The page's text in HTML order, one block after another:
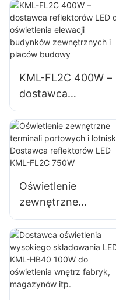
magazynów KML-
FL2C 200W
Dostawca
reflektorów LED
KML-FL2C 400W –
dostawca
reflektorów LED do
oświetlenia elewacji
budynków
zewnętrznych i
Oświetlenie
zewnętrzne
terminali
portowych i lotnisk
Dostawca
reflektorów LED
KML-FL2C 750W